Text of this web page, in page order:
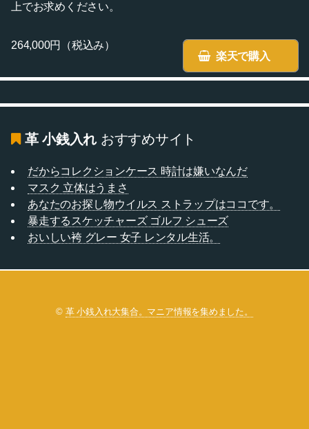
上でお求めください。
楽天で購入
264,000円（税込み）
革 小銭入れおすすめサイト
だからコレクションケース 時計は嫌いなんだ
マスク 立体はうまさ
あなたのお探し物ウイルス ストラップはココです。
暴走するスケッチャーズ ゴルフ シューズ
おいしい袴 グレー 女子 レンタル生活。
© 革 小銭入れ大集合。マニア情報を集めました。